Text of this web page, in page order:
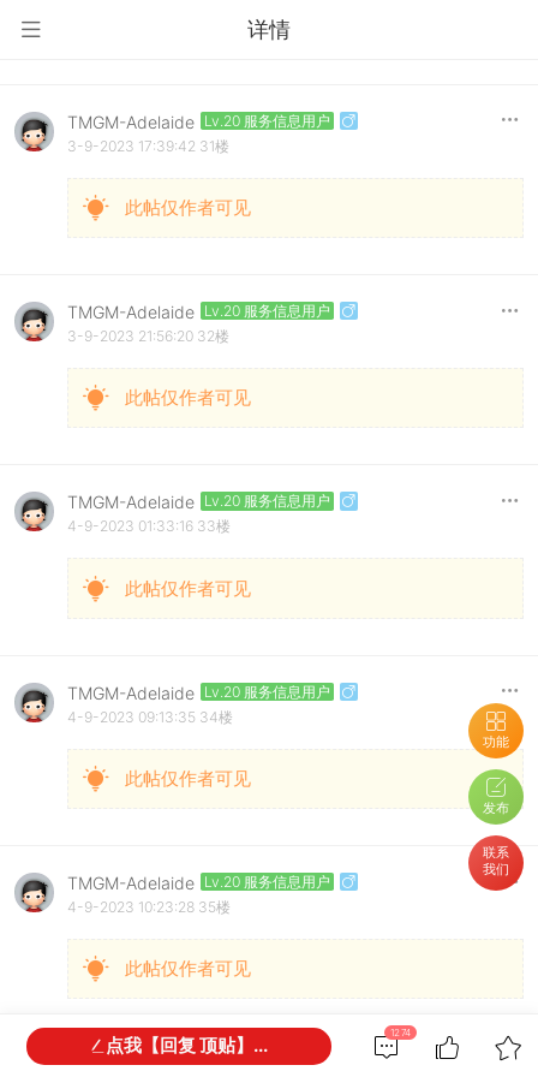
详情
功能
发布
联系
我们
TMGM-Adelaide Lv.20 服务信息用户
3-9-2023 17:39:42 31楼
此帖仅作者可见
TMGM-Adelaide Lv.20 服务信息用户
3-9-2023 21:56:20 32楼
此帖仅作者可见
TMGM-Adelaide Lv.20 服务信息用户
4-9-2023 01:33:16 33楼
此帖仅作者可见
TMGM-Adelaide Lv.20 服务信息用户
4-9-2023 09:13:35 34楼
此帖仅作者可见
TMGM-Adelaide Lv.20 服务信息用户
4-9-2023 10:23:28 35楼
此帖仅作者可见
1274
点我【回复 顶贴】...